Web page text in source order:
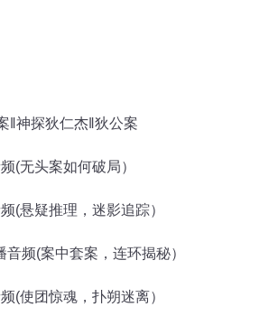
‖神探狄仁杰‖狄公案
(无头案如何破局）
(悬疑推理，迷影追踪）
频(案中套案，连环揭秘）
(使团惊魂，扑朔迷离）